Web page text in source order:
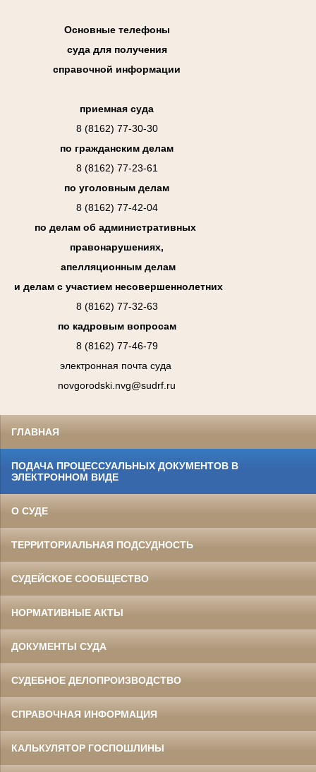
Основные телефоны
суда для получения
справочной информации
приемная суда
8 (8162) 77-30-30
по гражданским делам
8 (8162) 77-23-61
по уголовным делам
8 (8162) 77-42-04
по делам об административных
правонарушениях,
апелляционным делам
и делам с участием несовершеннолетних
8 (8162) 77-32-63
по кадровым вопросам
8 (8162) 77-46-79
электронная почта суда
novgorodski.nvg@sudrf.ru
ГЛАВНАЯ
ПОДАЧА ПРОЦЕССУАЛЬНЫХ ДОКУМЕНТОВ В
ЭЛЕКТРОННОМ ВИДЕ
О СУДЕ
ТЕРРИТОРИАЛЬНАЯ ПОДСУДНОСТЬ
СУДЕЙСКОЕ СООБЩЕСТВО
НОРМАТИВНЫЕ АКТЫ
ДОКУМЕНТЫ СУДА
СУДЕБНОЕ ДЕЛОПРОИЗВОДСТВО
СПРАВОЧНАЯ ИНФОРМАЦИЯ
КАЛЬКУЛЯТОР ГОСПОШЛИНЫ